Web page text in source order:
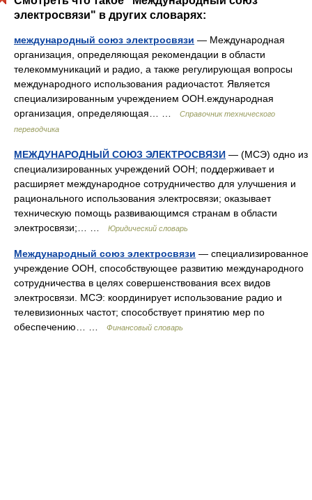
электросвязи" в других словарях:
международный союз электросвязи — Международная
организация, определяющая рекомендации в области
телекоммуникаций и радио, а также регулирующая вопросы
международного использования радиочастот. Является
специализированным учреждением ООН.еждународная
организация, определяющая… …
Справочник технического
переводчика
МЕЖДУНАРОДНЫЙ СОЮЗ ЭЛЕКТРОСВЯЗИ — (МСЭ) одно из
специализированных учреждений ООН; поддерживает и
расширяет международное сотрудничество для улучшения и
рационального использования электросвязи; оказывает
техническую помощь развивающимся странам в области
электросвязи;… …
Юридический словарь
Международный союз электросвязи — специализированное
учреждение ООН, способствующее развитию международного
сотрудничества в целях совершенствования всех видов
электросвязи. МСЭ: координирует использование радио и
телевизионных частот; способствует принятию мер по
обеспечению… …
Финансовый словарь